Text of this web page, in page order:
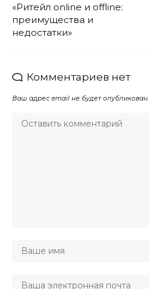
«Ритейл online и offline:
преимущества и
недостатки»
Комментариев нет
Ваш адрес email не будет опубликован.